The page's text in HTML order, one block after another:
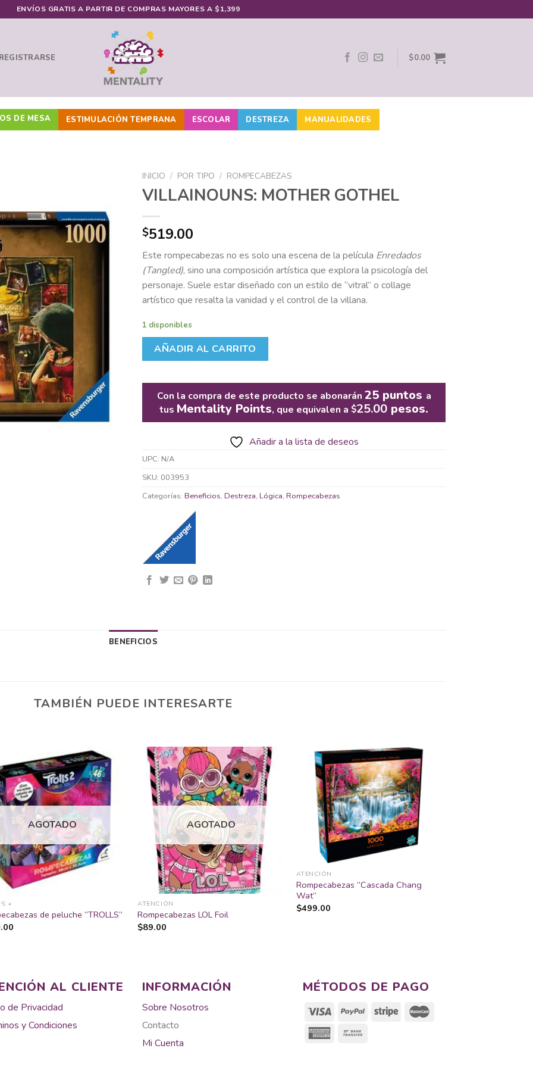
ENVÍOS GRATIS A PARTIR DE COMPRAS MAYORES A $1,399
$0.00
DE MESA ESTIMULACIÓN TEMPRANA ESCOLAR DESTREZA MANUALIDADES
Añadir
a la
deseos
INICIO / POR TIPO / ROMPECABEZAS
VILLAINOUNS: MOTHER GOTHEL
$519.00
Este rompecabezas no es solo una escena de la película Enredados
(Tangled), sino una composición artística que explora la psicología del
personaje. Suele estar diseñado con un estilo de “vitral” o collage
artístico que resalta la vanidad y el control de la villana.
1 disponibles
AÑADIR AL CARRITO
Con la compra de este producto se abonarán 25puntos a
tus Mentality Points, que equivalen a $25.00 pesos.
Añadir a la lista de deseos
UPC: N/A
SKU: 003953
Categorías: Beneficios, Destreza, Lógica, Rompecabezas
BENEFICIOS
TAMBIÉN PUEDE INTERESARTE
Añadir
a la
deseos
AGOTADO
+
de peluche “TROLLS”
Añadir
a la
lista
de
deseos
AGOTADO
ATENCIÓN
Rompecabezas LOL Foil
$89.00
Añadir
a la
lista
deseos
ATENCIÓN
Rompecabezas “Cascada Chang
Wat”
$499.00
AL CLIENTE
de Privacidad
y Condiciones
INFORMACIÓN
Sobre Nosotros
Contacto
Mi Cuenta
MÉTODOS DE PAGO